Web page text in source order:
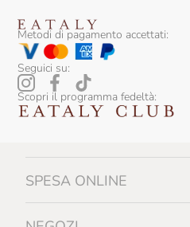
Metodi di pagamento accettati:
Seguici su:
Scopri il programma fedeltà:
SPESA ONLINE